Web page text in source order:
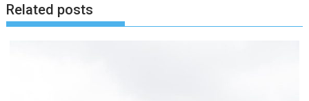
Related posts